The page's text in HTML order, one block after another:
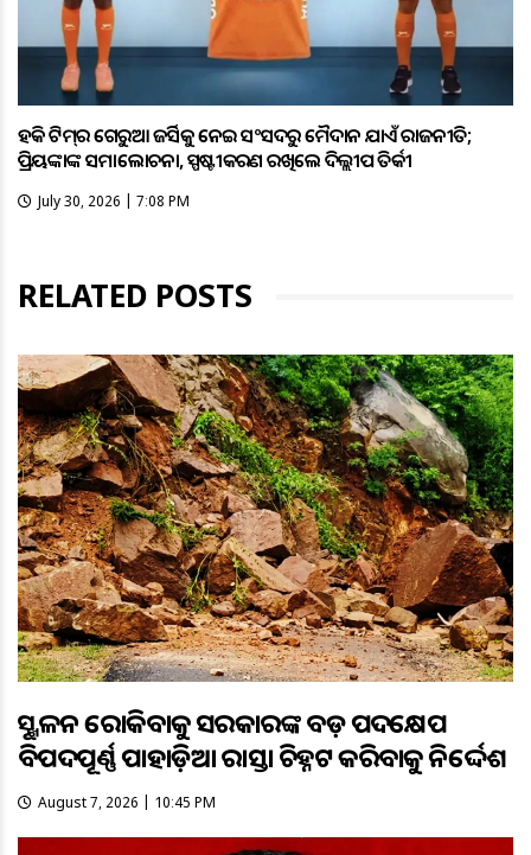
ହକି ଟିମ୍‌ର ଗେରୁଆ ଜର୍ସିକୁ ନେଇ ସଂସଦରୁ ମୈଦାନ ଯାଏଁ ରାଜନୀତି;
ପ୍ରିୟଙ୍କାଙ୍କ ସମାଲୋଚନା, ସ୍ପଷ୍ଟୀକରଣ ରଖିଲେ ଦିଲ୍ଲୀପ ତିର୍କୀ
July 30, 2026 | 7:08 PM
RELATED POSTS
ଭୂସ୍ଖଳନ ରୋକିବାକୁ ସରକାରଙ୍କ ବଡ଼ ପଦକ୍ଷେପ
ବିପଦପୂର୍ଣ୍ଣ ପାହାଡ଼ିଆ ରାସ୍ତା ଚିହ୍ନଟ କରିବାକୁ ନିର୍ଦ୍ଦେଶ
August 7, 2026 | 10:45 PM